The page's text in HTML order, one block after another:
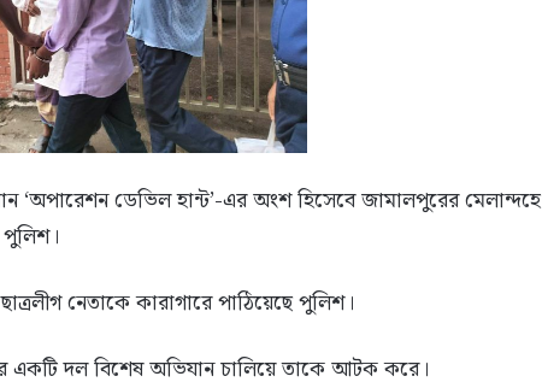
‘অপারেশন ডেভিল হান্ট’-এর অংশ হিসেবে জামালপুরের মেলান্দহে
নেতাকে কারাগারে পাঠিয়েছে পুলিশ।
একটি দল বিশেষ অভিযান চালিয়ে তাকে আটক করে।